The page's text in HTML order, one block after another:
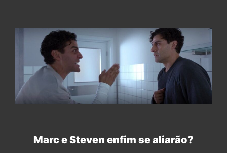
Marc e Steven enfim se aliarão?